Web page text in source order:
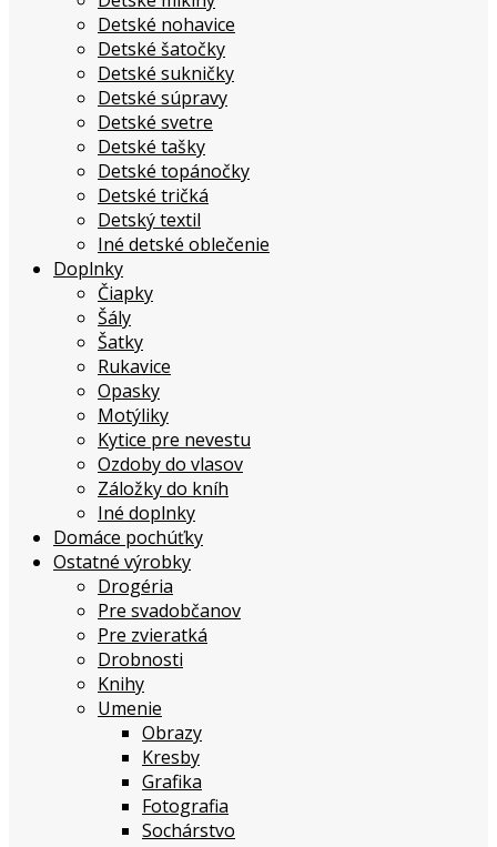
Detské nohavice
Detské šatočky
Detské sukničky
Detské súpravy
Detské svetre
Detské tašky
Detské topánočky
Detské tričká
Detský textil
Iné detské oblečenie
Doplnky
Čiapky
Šály
Šatky
Rukavice
Opasky
Motýliky
Kytice pre nevestu
Ozdoby do vlasov
Záložky do kníh
Iné doplnky
Domáce pochúťky
Ostatné výrobky
Drogéria
Pre svadobčanov
Pre zvieratká
Drobnosti
Knihy
Umenie
Obrazy
Kresby
Grafika
Fotografia
Sochárstvo